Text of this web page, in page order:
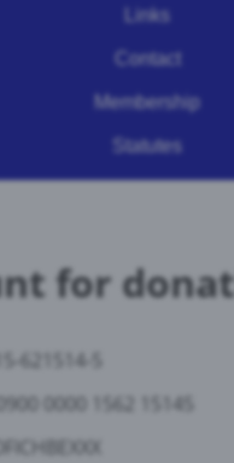
Links
Contact
Membership
Statutes
for
621514-5
0000 1562 15145